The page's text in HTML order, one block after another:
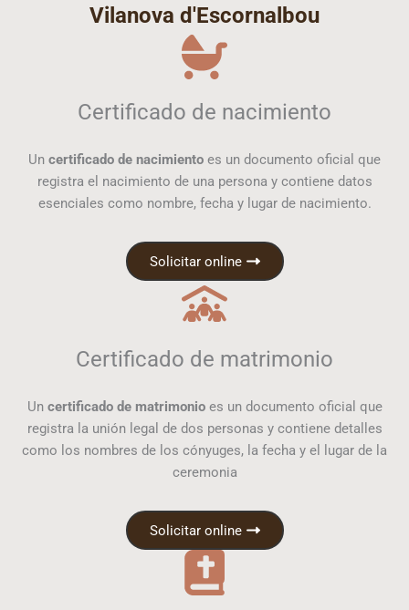
Vilanova d'Escornalbou
Certificado de nacimiento
Un certificado de nacimiento es un documento oficial que
registra el nacimiento de una persona y contiene datos
esenciales como nombre, fecha y lugar de nacimiento.
Solicitar online
Certificado de matrimonio
Un certificado de matrimonioes un documento oficial que
registra la unión legal de dos personas y contiene detalles
como los nombres de los cónyuges, la fecha y el lugar de la
ceremonia
Solicitar online